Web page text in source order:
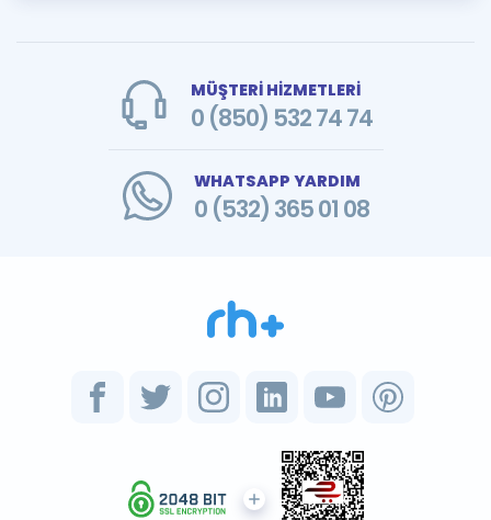
MÜŞTERİ HİZMETLERİ
0 (850) 532 74 74
WHATSAPP YARDIM
0 (532) 365 01 08